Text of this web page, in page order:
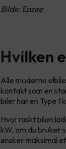
Bilde: Easee
Hvilken
Alle moderne
kontakt som en
biler har en Type 1
Hvor raskt bilen
kW, om du bruker
ønsker maksimal